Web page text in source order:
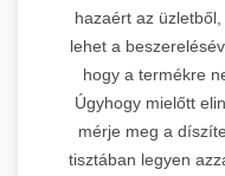
hazaért az
lehet a
hogy a termékre
Úgyhogy mielőtt
mérje meg a
tisztában legyen